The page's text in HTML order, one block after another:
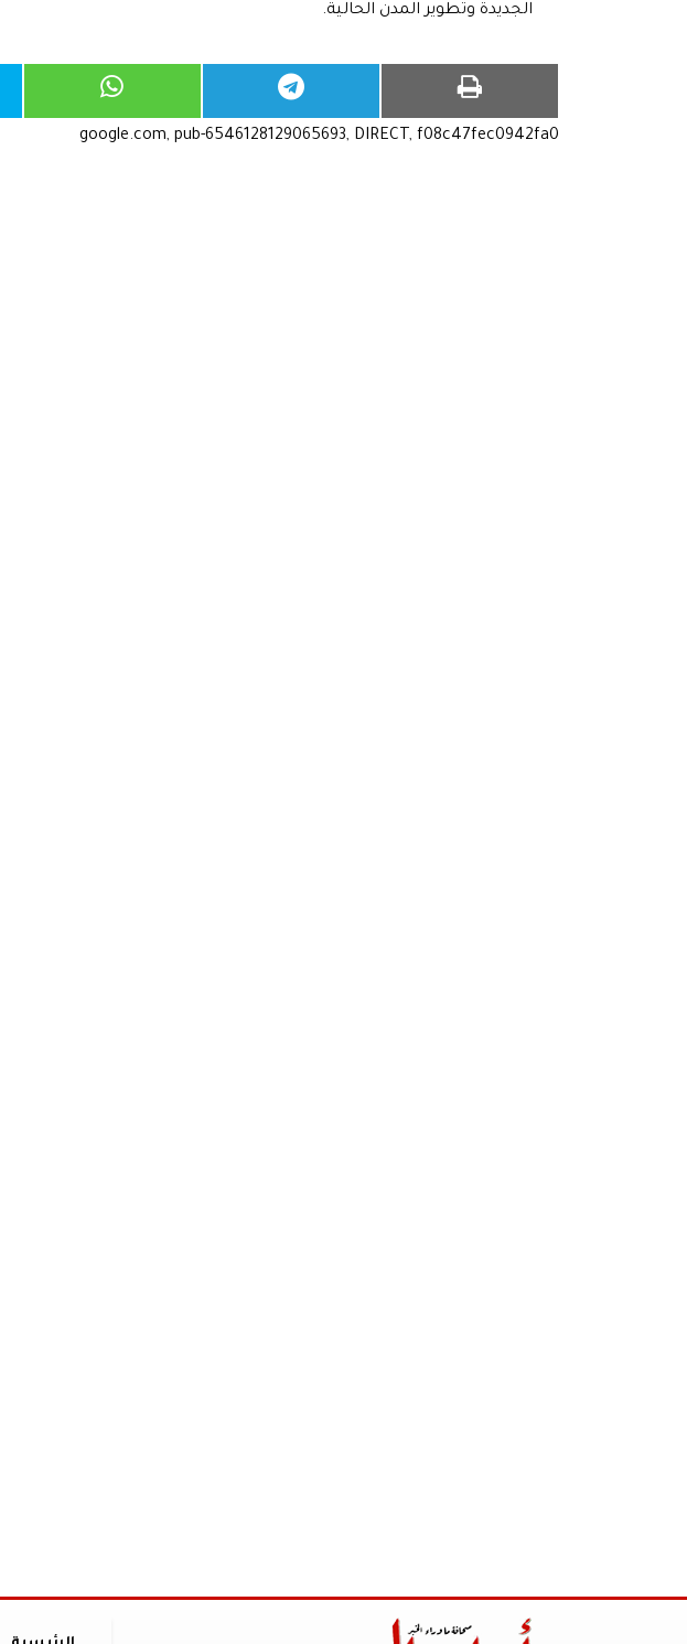
الجديدة وتطوير المدن الحالية.
google.com, pub-6546128129065693, DIRECT, f08c47fec0942fa0